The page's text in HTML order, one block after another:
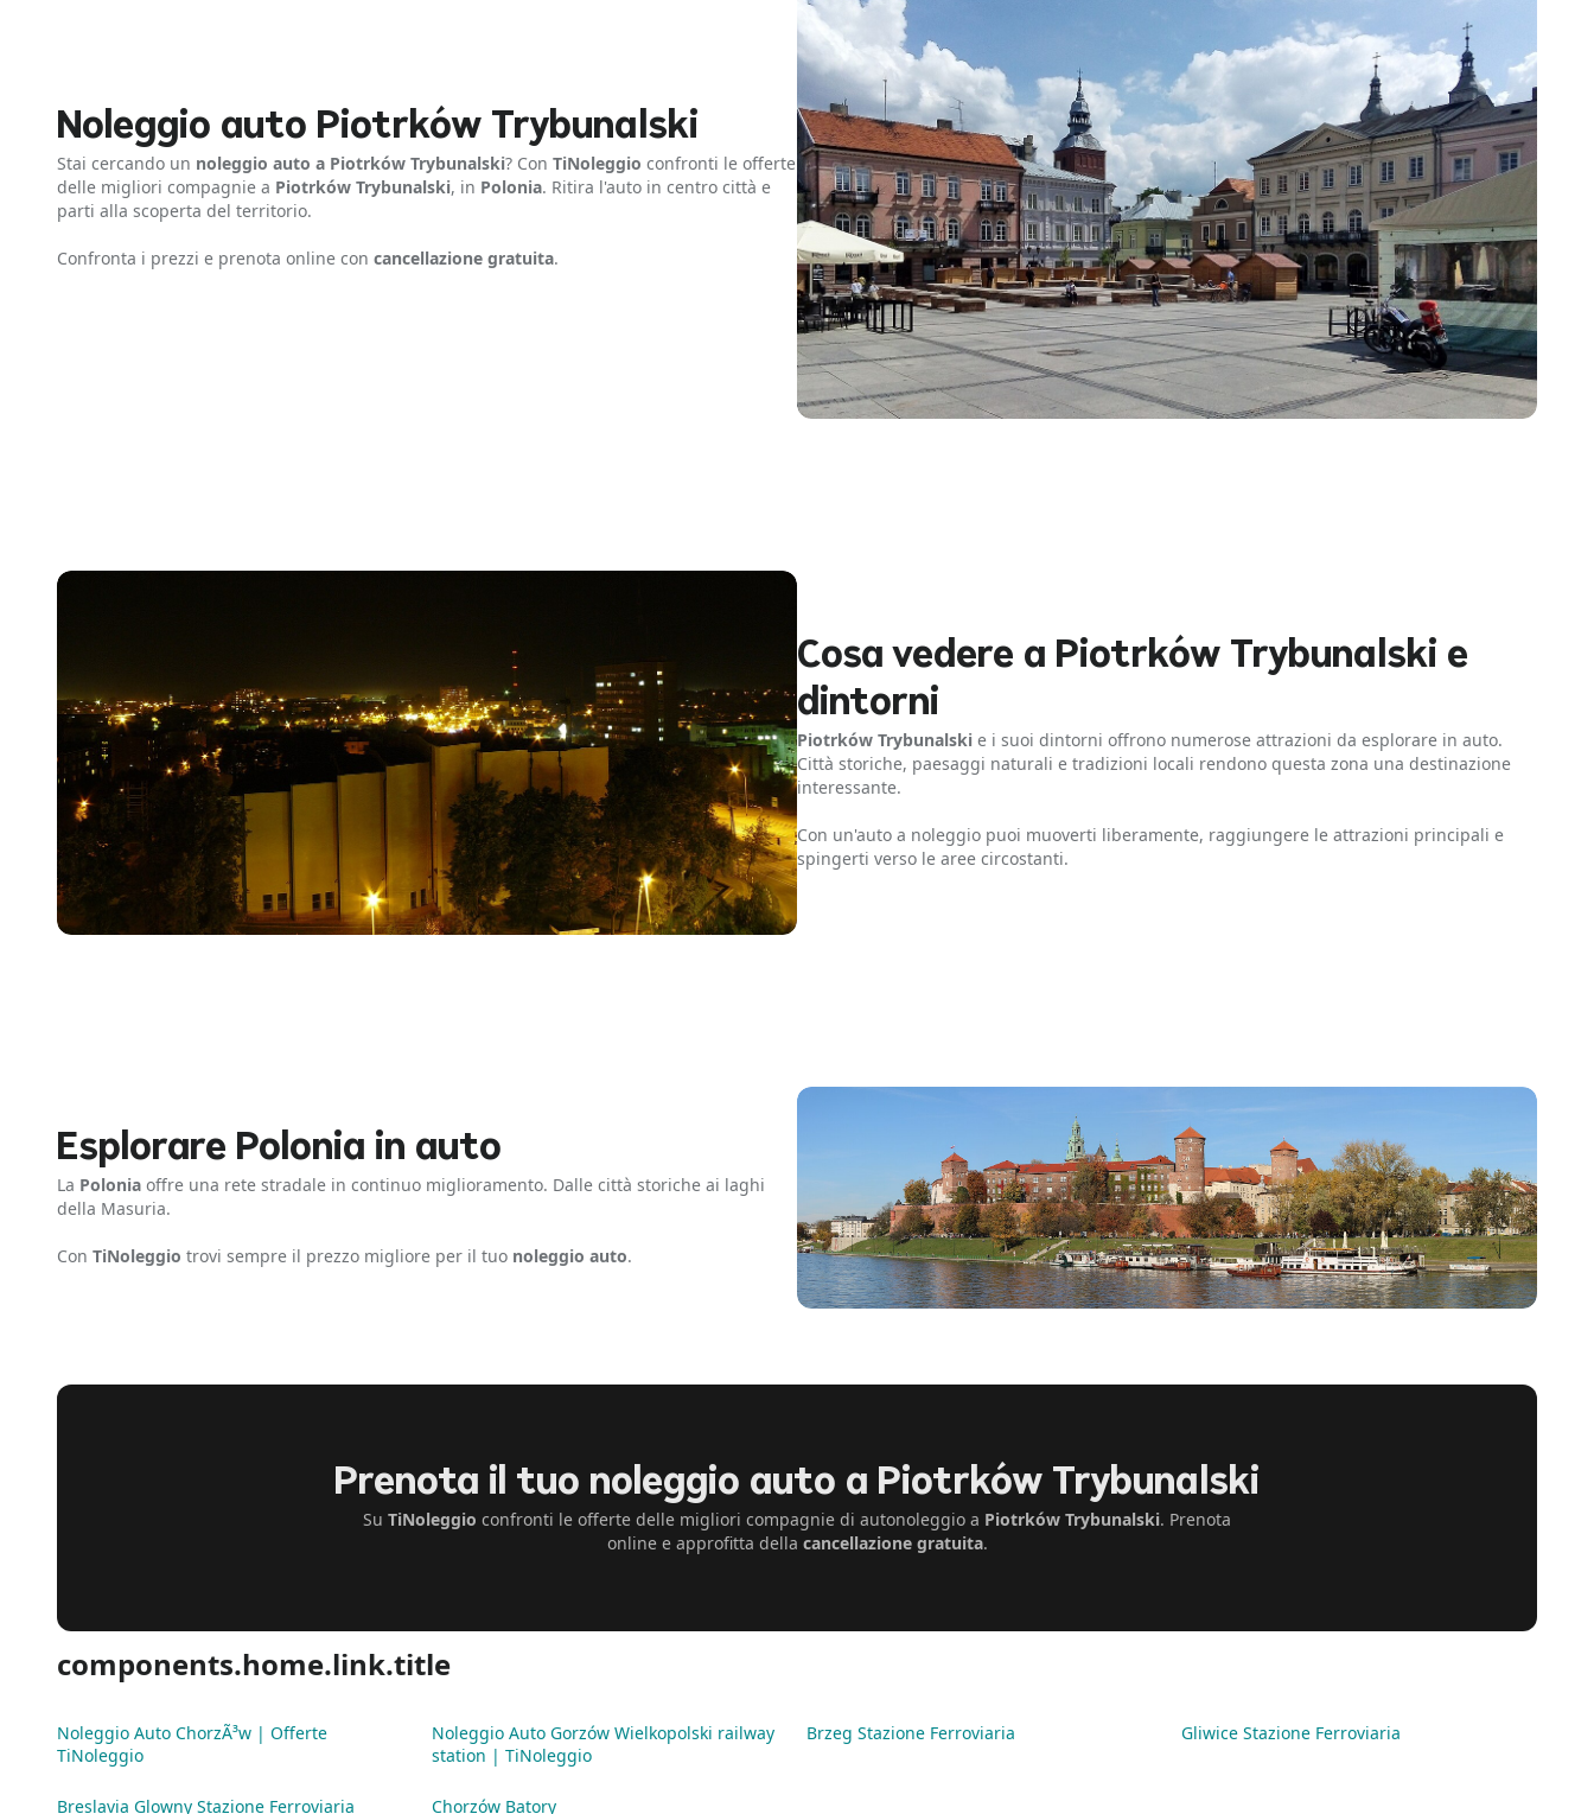
Noleggio auto Piotrków Trybunalski
Stai cercando un noleggio auto a Piotrków Trybunalski? Con TiNoleggio confronti le offerte
delle migliori compagnie a Piotrków Trybunalski, in Polonia. Ritira l'auto in centro città e
parti alla scoperta del territorio.
Confronta i prezzi e prenota online con cancellazione gratuita.
Cosa vedere a Piotrków Trybunalski e
dintorni
Piotrków Trybunalski e i suoi dintorni offrono numerose attrazioni da esplorare in auto.
Città storiche, paesaggi naturali e tradizioni locali rendono questa zona una destinazione
interessante.
Con un'auto a noleggio puoi muoverti liberamente, raggiungere le attrazioni principali e
spingerti verso le aree circostanti.
Esplorare Polonia in auto
La Polonia offre una rete stradale in continuo miglioramento. Dalle città storiche ai laghi
della Masuria.
Con TiNoleggio trovi sempre il prezzo migliore per il tuo noleggio auto.
Prenota il tuo noleggio auto a Piotrków Trybunalski
Su TiNoleggio confronti le offerte delle migliori compagnie di autonoleggio a Piotrków Trybunalski. Prenota
online e approfitta della cancellazione gratuita.
components.home.link.title
Noleggio Auto ChorzÃ³w | Offerte
TiNoleggio
Noleggio Auto Gorzów Wielkopolski railway
station | TiNoleggio
Brzeg Stazione Ferroviaria Gliwice Stazione Ferroviaria
Breslavia Glowny Stazione Ferroviaria Chorzów Batory